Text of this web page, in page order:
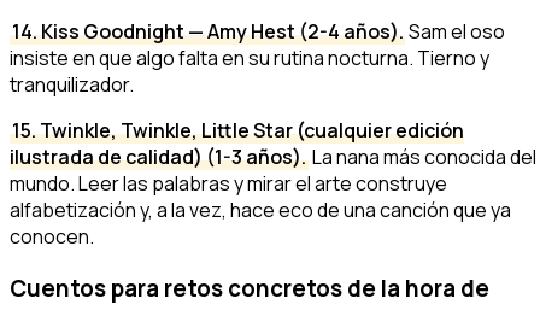
14. Kiss Goodnight — Amy Hest (2-4 años). Sam el oso
insiste en que algo falta en su rutina nocturna. Tierno y
tranquilizador.
15. Twinkle, Twinkle, Little Star (cualquier edición
ilustrada de calidad) (1-3 años).La nana más conocida del
mundo. Leer las palabras y mirar el arte construye
alfabetización y, a la vez, hace eco de una canción que ya
conocen.
Cuentos para retos concretos de la hora de